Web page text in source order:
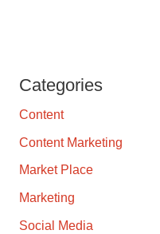
Categories
Content
Content Marketing
Market Place
Marketing
Social Media